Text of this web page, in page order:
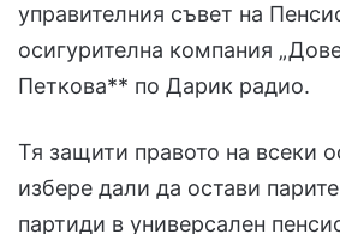
управителния съвет на
осигурителна компания
Петкова** по Дарик радио.
Тя защити правото на всеки
избере дали да остави
партиди в универсален